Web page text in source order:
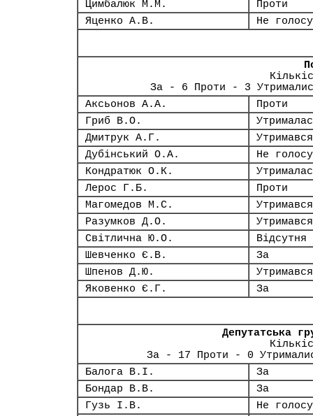
Цимбалюк М.М.
Проти
Яценко А.В.
Не
За - 6 Проти - 3
Аксьонов А.А.
Проти
Гриб В.О.
Дмитрук А.Г.
Утримався
Дубінський О.А.
Не
Кондратюк О.К.
Лерос Г.Б.
Проти
Магомедов М.С.
Утримався
Разумков Д.О.
Утримався
Світлична Ю.О.
Відсутня
Шевченко Є.В.
За
Шпенов Д.Ю.
Утримався
Яковенко Є.Г.
За
Депутатська
За - 17 Проти - 0
Балога В.І.
За
Бондар В.В.
За
Гузь І.В.
Не